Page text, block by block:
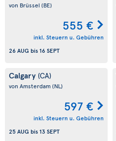
von Brüssel (BE)
555 €
inkl. Steuern u. Gebühren
26 AUG bis 16 SEPT
Calgary (CA)
von Amsterdam(NL)
597 €
inkl. Steuern u. Gebühren
25 AUG bis 13 SEPT